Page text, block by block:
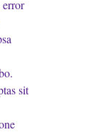
error
sit